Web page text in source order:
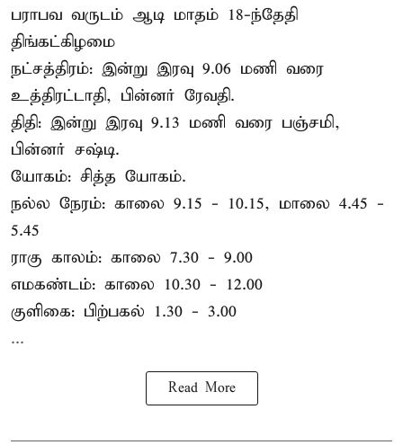
பராபவ வருடம் ஆடி மாதம் 18-ந்தேதி
திங்கட்கிழமை
நட்சத்திரம்: இன்று இரவு 9.06 மணி வரை
உத்திரட்டாதி, பின்னர் ரேவதி.
திதி: இன்று இரவு 9.13 மணி வரை பஞ்சமி,
பின்னர் சஷ்டி.
யோகம்: சித்த யோகம்.
நல்ல நேரம்: காலை 9.15 - 10.15, மாலை 4.45 -
5.45
ராகு காலம்: காலை 7.30 - 9.00
எமகண்டம்: காலை 10.30 - 12.00
குளிகை: பிற்பகல் 1.30 - 3.00
...
Read More